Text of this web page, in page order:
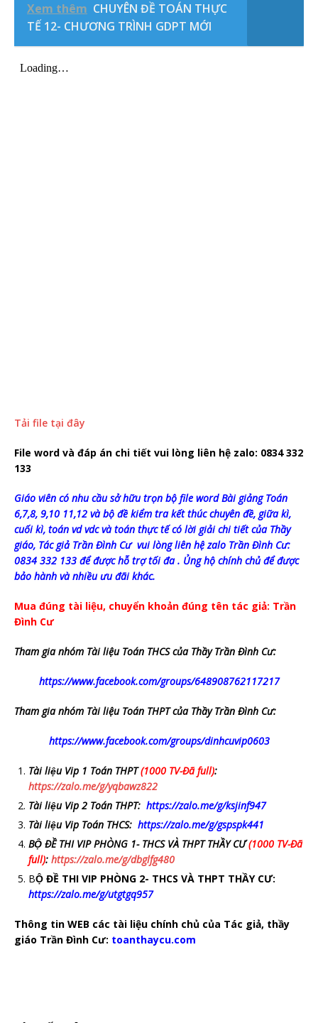
Xem thêm CHUYÊN ĐỀ TOÁN THỰC
TẾ 12- CHƯƠNG TRÌNH GDPT MỚI
Tải file tại đây
File word và đáp án chi tiết vui lòng liên hệ zalo: 0834 332
133
Giáo viên có nhu cầu sở hữu trọn bộ file word Bài giảng Toán
6,7,8, 9,10 11,12 và bộ đề kiểm tra kết thúc chuyên đề, giữa kì,
cuối kì, toán vd vdc và toán thực tế có lời giải chi tiết của Thầy
giáo, Tác giả Trần Đình Cư vui lòng liên hệ zalo Trần Đình Cư:
0834 332 133 để được hỗ trợ tối đa . Ủng hộ chính chủ để được
bảo hành và nhiều ưu đãi khác.
Mua đúng tài liệu, chuyển khoản đúng tên tác giả: Trần
Đình Cư
Tham gia nhóm Tài liệu Toán THCS của Thầy Trần Đình Cư:
https://www.facebook.com/groups/648908762117217
Tham gia nhóm Tài liệu Toán THPT của Thầy Trần Đình Cư:
https://www.facebook.com/groups/dinhcuvip0603
Tài liệu Vip 1 Toán THPT(1000 TV-Đã full):
https://zalo.me/g/yqbawz822
Tài liệu Vip 2 Toán THPT: https://zalo.me/g/ksjinf947
Tài liệu Vip Toán THCS: https://zalo.me/g/gspspk441
BỘ ĐỀ THI VIP PHÒNG 1- THCS VÀ THPT THẦY CƯ(1000 TV-Đã
full): https://zalo.me/g/dbglfg480
BỘ ĐỀ THI VIP PHÒNG 2- THCS VÀ THPT THẦY CƯ:
https://zalo.me/g/utgtgq957
Thông tin WEB các tài liệu chính chủ của Tác giả, thầy
giáo Trần Đình Cư: toanthaycu.com